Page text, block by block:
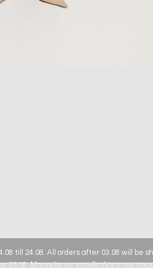
till 24.08. All orders after 03.08 will be
25.08. Μπορείτε να τοποθετήσετε την